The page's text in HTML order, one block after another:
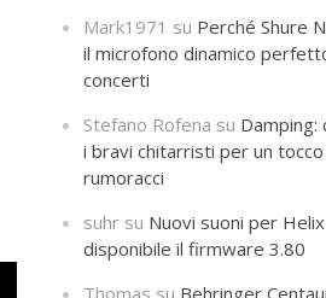
Mark1971 su Perché Shure
il microfono dinamico
concerti
Stefano Rofena su Damping:
i bravi chitarristi per un
rumoracci
suhr su Nuovi suoni per
disponibile il firmware 3.80
Thomas su Behringer